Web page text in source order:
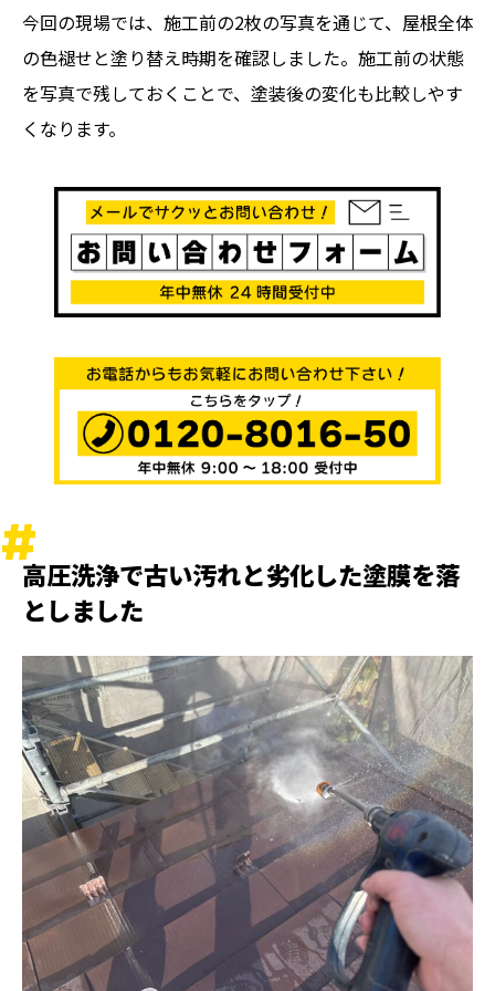
今回の現場では、施工前の2枚の写真を通じて、屋根全体
の色褪せと塗り替え時期を確認しました。施工前の状態
を写真で残しておくことで、塗装後の変化も比較しやす
くなります。
高圧洗浄で古い汚れと劣化した塗膜を落
としました